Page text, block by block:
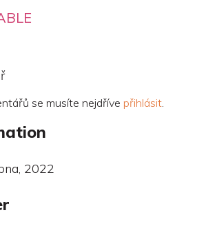
se musíte nejdříve přihlásit.
2022